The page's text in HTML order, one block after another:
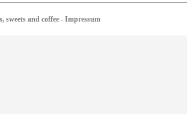
sweets and coffee - Impressum